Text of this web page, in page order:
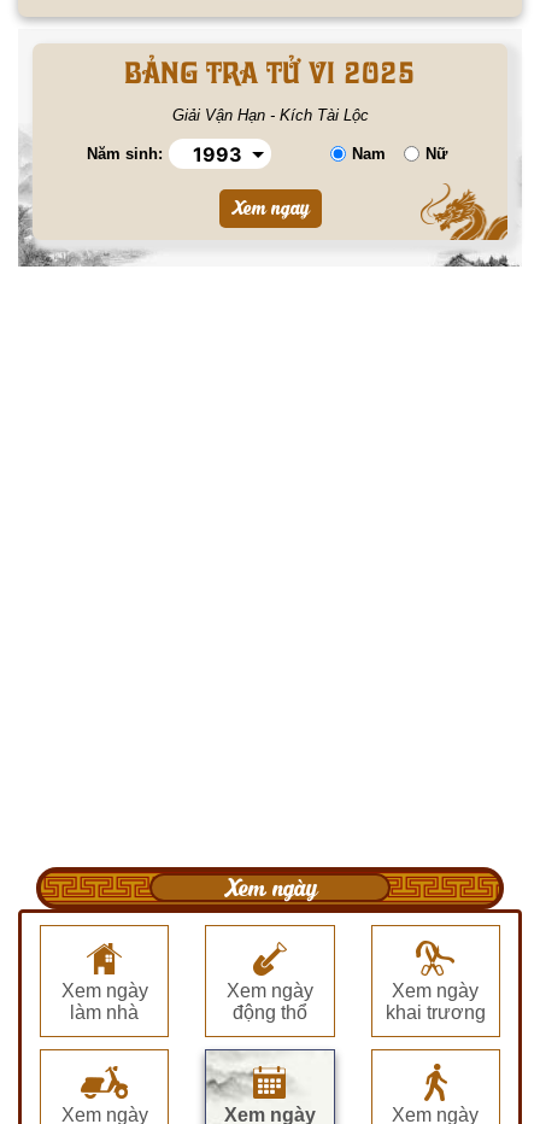
BẢNG TRA TỬ VI 2025
Giải Vận Hạn - Kích Tài Lộc
Năm sinh: Nam Nữ
Xem ngày
Xem ngày
làm nhà
Xem ngày
động thổ
Xem ngày
khai trương
Xem ngày Xem ngày Xem ngày